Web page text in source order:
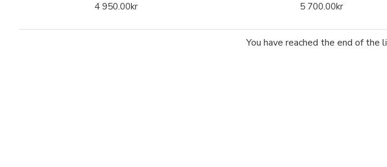
4 950.00kr 5 700.00kr
You have reached the end of the